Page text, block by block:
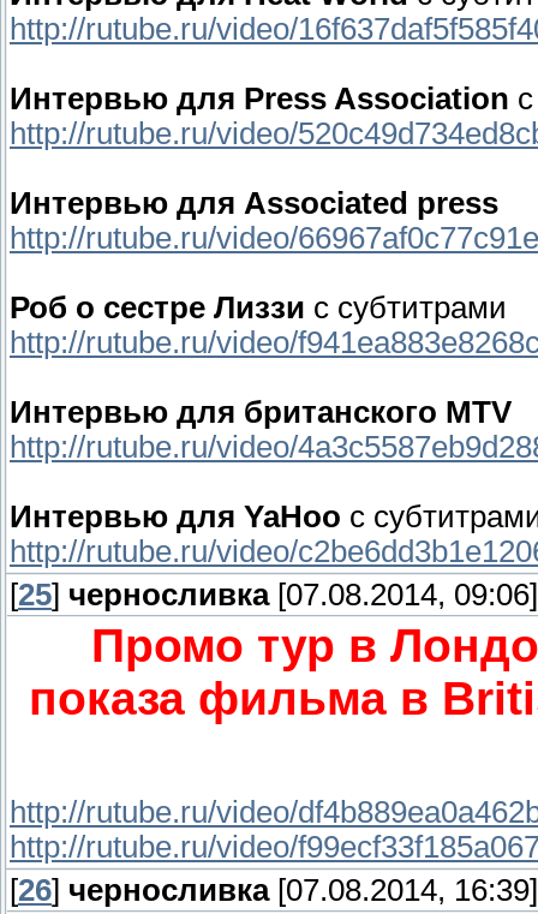
http://rutube.ru/video/
Интервью для Press Association
http://rutube.ru/video/
Интервью для Associated press
http://rutube.ru/video/
Роб о сестре Лиззи с субтитрами
http://rutube.ru/video/
Интервью для британского MTV
http://rutube.ru/video/
Интервью для YaHoo с
http://rutube.ru/video/
[25] черносливка[07.08.2014, 09:06]
Промо тур в
показа фильма в
http://rutube.ru/video/
http://rutube.ru/video/
[26] черносливка[07.08.2014, 16:39]